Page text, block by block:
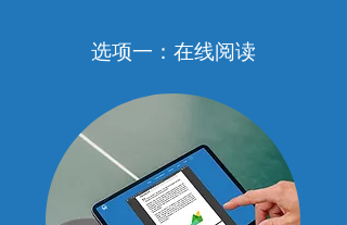
选项一：在线阅读